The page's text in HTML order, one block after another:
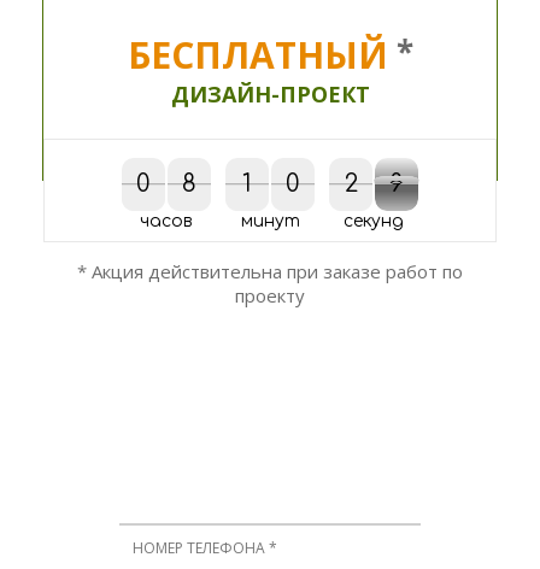
БЕСПЛАТНЫЙ *
ДИЗАЙН-ПРОЕКТ
0
0 8
8
часов
1
1 0
0
минут
3
2
2
3 9
8
8
9
секунд
* Акция действительна при заказе работ по
проекту